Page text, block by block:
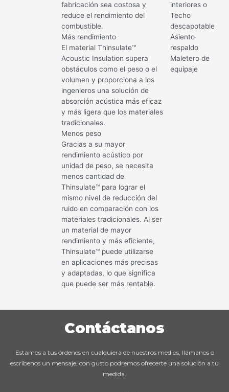
fabricación sea costosa y
reduce el rendimiento del
combustible.
Más rendimiento
El material Thinsulate™
Acoustic Insulation supera
obstáculos como el peso o el
volumen y proporciona a los
ingenieros una solución de
absorción acústica más eficaz
y más ligera que los materiales
tradicionales.
Menos peso
Gracias a su mayor
rendimiento acústico por
unidad de peso, se necesita
menos cantidad de
Thinsulate™ para lograr el
mismo nivel de reducción del
ruido en comparación con los
materiales tradicionales. Al ser
un material de mayor
rendimiento y más eficiente,
Thinsulate™ puede utilizarse
en aplicaciones más precisas
y adaptadas, lo que significa
que puede ser más rentable.
interiores o
Techo
descapotable
Asiento
respaldo
Maletero de
equipaje
Contáctanos
Estamos a tus órdenes en cualquiera de nuestros medios, llámanos o
escríbenos un mensaje, con gusto podremos ofrecerte una solución a tu
medida.